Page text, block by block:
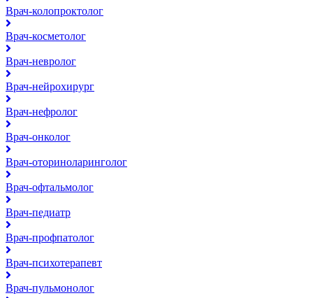
Врач-колопроктолог
Врач-косметолог
Врач-невролог
Врач-нейрохирург
Врач-нефролог
Врач-онколог
Врач-оториноларинголог
Врач-офтальмолог
Врач-педиатр
Врач-профпатолог
Врач-психотерапевт
Врач-пульмонолог